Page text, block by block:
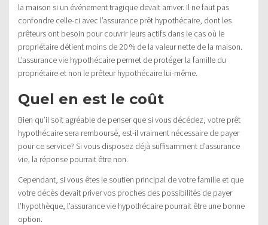
la maison si un événement tragique devait arriver. Il ne faut pas
confondre celle-ci avec l’assurance prêt hypothécaire, dont les
prêteurs ont besoin pour couvrir leurs actifs dans le cas où le
propriétaire détient moins de 20 % de la valeur nette de la maison.
L’assurance vie hypothécaire permet de protéger la famille du
propriétaire et non le prêteur hypothécaire lui-même.
Quel en est le coût
Bien qu’il soit agréable de penser que si vous décédez, votre prêt
hypothécaire sera remboursé, est-il vraiment nécessaire de payer
pour ce service? Si vous disposez déjà suffisamment d’assurance
vie, la réponse pourrait être non.
Cependant, si vous êtes le soutien principal de votre famille et que
votre décès devait priver vos proches des possibilités de payer
l’hypothèque, l’assurance vie hypothécaire pourrait être une bonne
option.